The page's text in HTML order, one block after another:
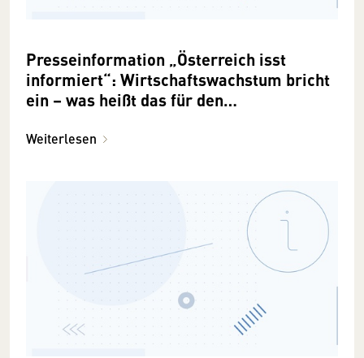
Presseinformation „Österreich isst
informiert“: Wirtschaftswachstum bricht
ein – was heißt das für den
Weiterlesen